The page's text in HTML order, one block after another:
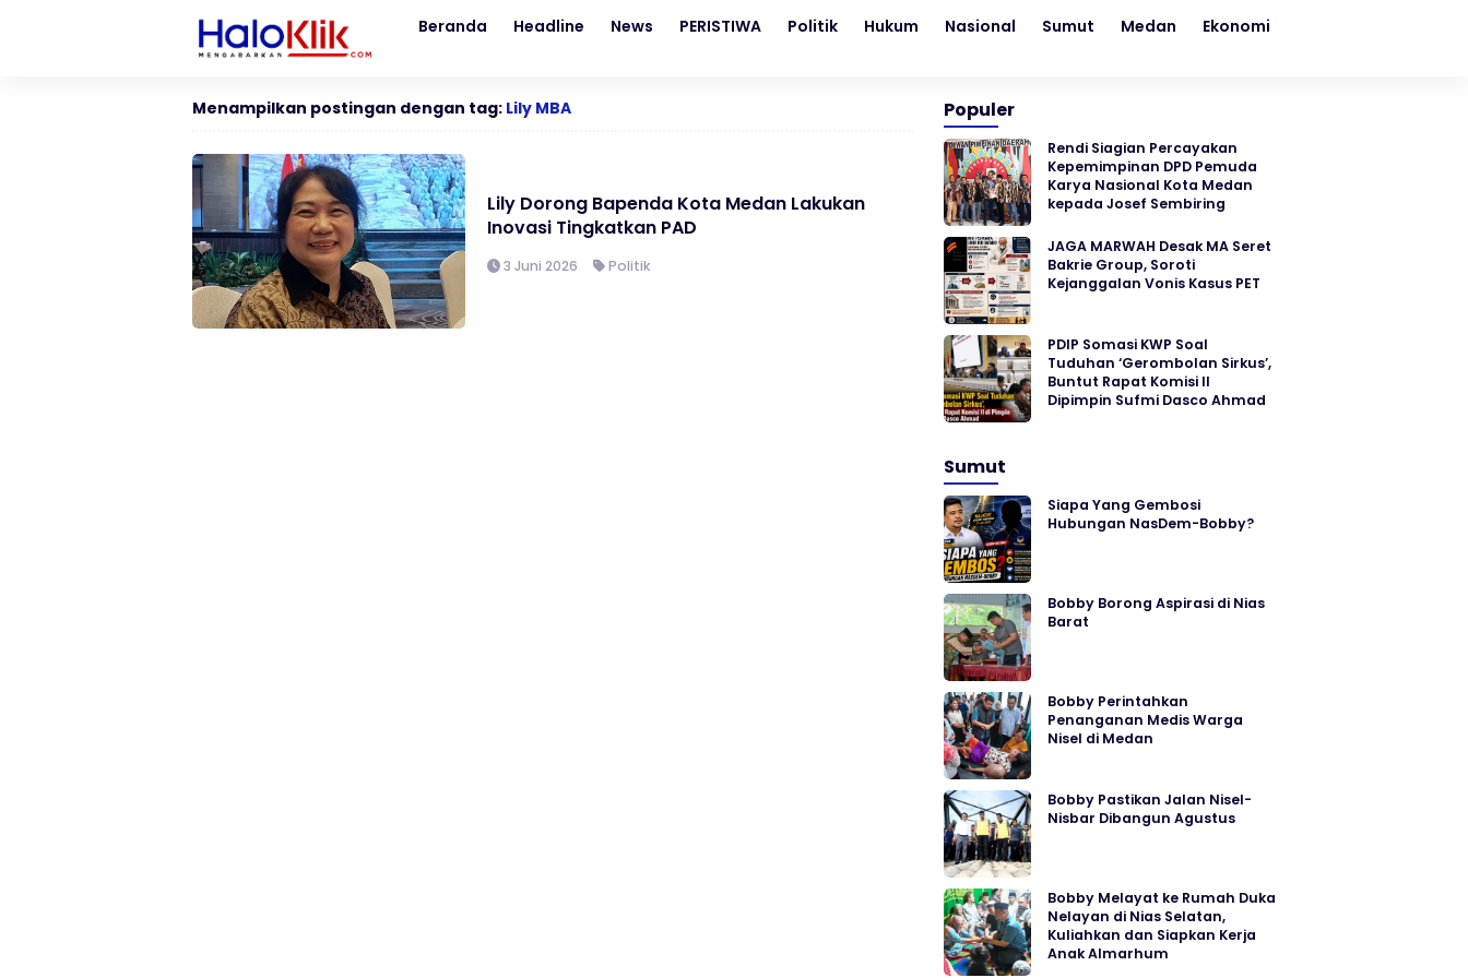
Beranda Headline News PERISTIWA Politik Hukum Nasional Sumut Medan Ekonomi
Menampilkan postingan dengan tag: Lily MBA
Lily Dorong Bapenda Kota Medan Lakukan
Inovasi Tingkatkan PAD
3 Juni 2026 Politik
Populer
Rendi Siagian Percayakan
Kepemimpinan DPD Pemuda
Karya Nasional Kota Medan
kepada Josef Sembiring
JAGA MARWAH Desak MA Seret
Bakrie Group, Soroti
Kejanggalan Vonis Kasus PET
PDIP Somasi KWP Soal
Tuduhan ‘Gerombolan Sirkus’,
Buntut Rapat Komisi II
Dipimpin Sufmi Dasco Ahmad
Sumut
Siapa Yang Gembosi
Hubungan NasDem-Bobby?
Bobby Borong Aspirasi di Nias
Barat
Bobby Perintahkan
Penanganan Medis Warga
Nisel di Medan
Bobby Pastikan Jalan Nisel-
Nisbar Dibangun Agustus
Bobby Melayat ke Rumah Duka
Nelayan di Nias Selatan,
Kuliahkan dan Siapkan Kerja
Anak Almarhum